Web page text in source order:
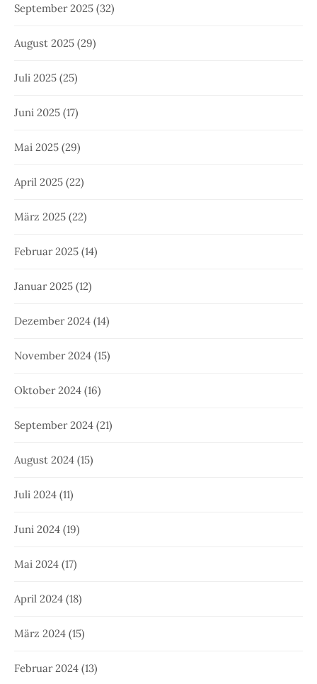
September 2025 (32)
August 2025 (29)
Juli 2025 (25)
Juni 2025 (17)
Mai 2025 (29)
April 2025 (22)
März 2025 (22)
Februar 2025 (14)
Januar 2025 (12)
Dezember 2024 (14)
November 2024 (15)
Oktober 2024 (16)
September 2024 (21)
August 2024 (15)
Juli 2024 (11)
Juni 2024 (19)
Mai 2024 (17)
April 2024 (18)
März 2024 (15)
Februar 2024 (13)